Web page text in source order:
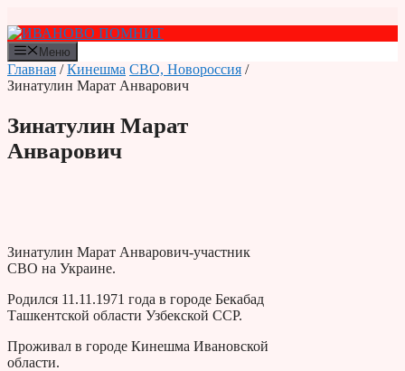
к
содержимому
Меню
Главная /Кинешма СВО, Новороссия /
Зинатулин Марат Анварович
Зинатулин Марат
Анварович
Зинатулин Марат Анварович-участник
СВО на Украине.
Родился 11.11.1971 года в городе Бекабад
Ташкентской области Узбекской ССР.
Проживал в городе Кинешма Ивановской
области.